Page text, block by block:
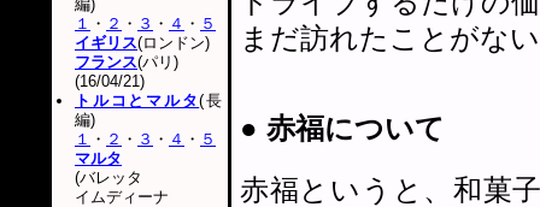
まだ訪れたことがな
● 赤福について
赤福というと、和菓
編)
１ ・ ２ ・ ３ ・ ４ ・ ５
イギリス(ロンドン)
フランス(パリ)
(16/04/21)
トルコとマルタ(長
編)
１ ・ ２ ・ ３ ・ ４ ・ ５
マルタ
(バレッタ
イムディーナ